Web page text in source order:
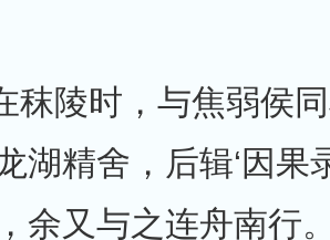
陵时，与焦弱侯同
湖精舍，后辑‘因果
余又与之连舟南行